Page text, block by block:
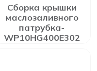
Сборка крышки
маслозаливного
патрубка-
WP10HG400E302